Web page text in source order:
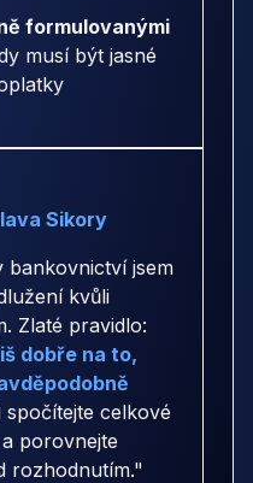
formulovanými
musí být jasné
Sikory
bankovnictví jsem
kvůli
Zlaté pravidlo:
dobře na to,
spočítejte celkové
porovnejte
rozhodnutím."